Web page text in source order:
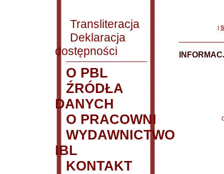
Transliteracja
Deklaracja
dostępności
O PBL
ŹRÓDŁA
DANYCH
O PRACOWNI
WYDAWNICTWO
IBL
KONTAKT
|